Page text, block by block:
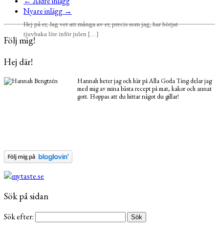
Hej på er, Jag vet att många av er, precis som jag, har börjat
tjuvbaka lite inför julen […]
Nyare inlägg →
Följ mig!
Hej där!
Hannah heter jag och här på Alla Goda Ting delar jag
med mig av mina bästa recept på mat, kakor och annat
gott. Hoppas att du hittar något du gillar!
Sök på sidan
Sök efter: